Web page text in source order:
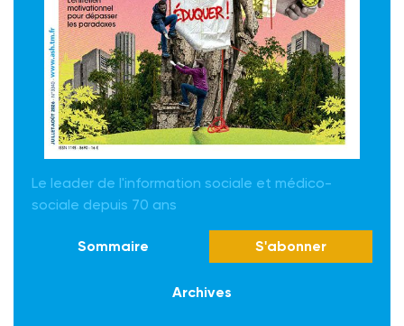
Le leader de l'information sociale et médico-
sociale depuis 70 ans
Sommaire S'abonner
Archives